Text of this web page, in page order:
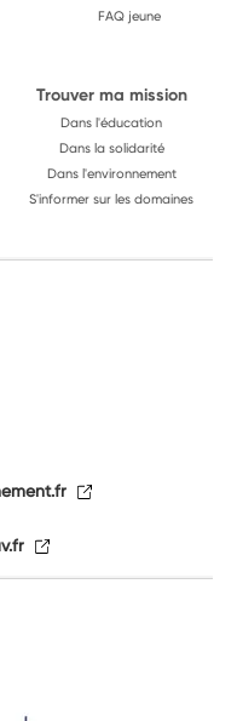
FAQ jeune
Trouver ma mission
Dans l'éducation
Dans la solidarité
Dans l'environnement
S'informer sur les domaines